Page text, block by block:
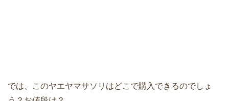
では、このヤエヤマサソリはどこで購入できるのでしょ